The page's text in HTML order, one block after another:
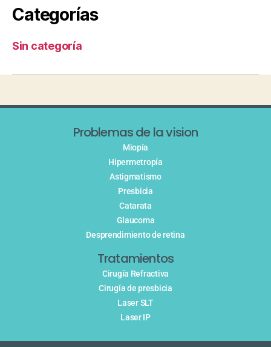
Categorías
Sin categoría
Problemas de la vision
Miopía
Hipermetropía
Astigmatismo
Presbicia
Catarata
Glaucoma
Desprendimiento de retina
Tratamientos
Cirugía Refractiva
Cirugía de presbicia
Laser SLT
Laser IP